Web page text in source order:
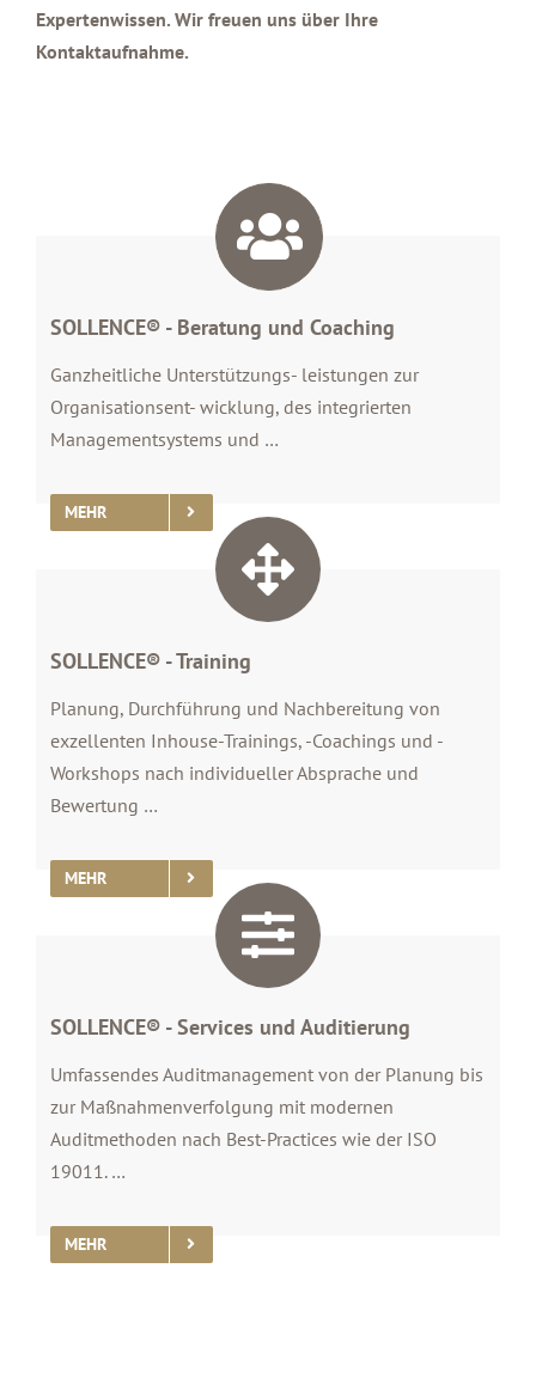
Expertenwissen. Wir freuen uns über Ihre
Kontaktaufnahme.
SOLLENCE® - Beratung und Coaching
Ganzheitliche Unterstützungs- leistungen zur
Organisationsent- wicklung, des integrierten
Managementsystems und …
MEHR
SOLLENCE® - Training
Planung, Durchführung und Nachbereitung von
exzellenten Inhouse-Trainings, -Coachings und -
Workshops nach individueller Absprache und
Bewertung …
MEHR
SOLLENCE® - Services und Auditierung
Umfassendes Auditmanagement von der Planung bis
zur Maßnahmenverfolgung mit modernen
Auditmethoden nach Best-Practices wie der ISO
19011. …
MEHR